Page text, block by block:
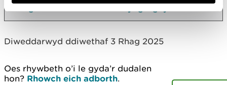
Diweddarwyd ddiwethaf 3 Rhag 2025
Oes rhywbeth o’i le gyda’r dudalen
hon? Rhowch eich adborth.